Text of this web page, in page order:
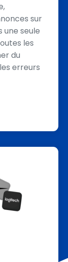
sur
une seule
les
du
erreurs